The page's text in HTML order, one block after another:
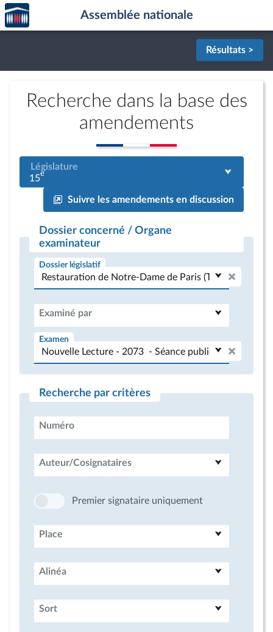
Aller au contenu
Aller en bas de la page
Accèder
à la
page
Assemblée nationale
Résultats >
Recherche dans la base des
amendements
Législature
15e
Suivre les amendements en discussion
Dossier concerné / Organe
examinateur
Dossier législatif
Examiné par
Examen
Recherche par critères
Numéro
Auteur/Cosignataires
Premier signataire uniquement
Place
Alinéa
Sort